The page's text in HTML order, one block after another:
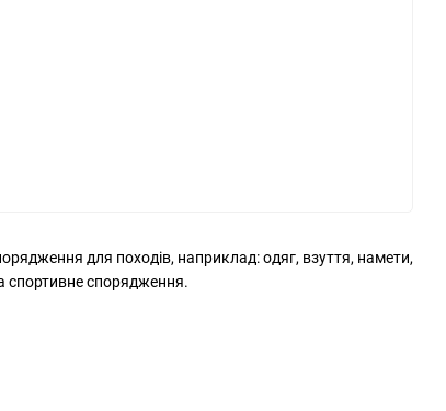
для походів, наприклад: одяг, взуття, намети,
спортивне спорядження.